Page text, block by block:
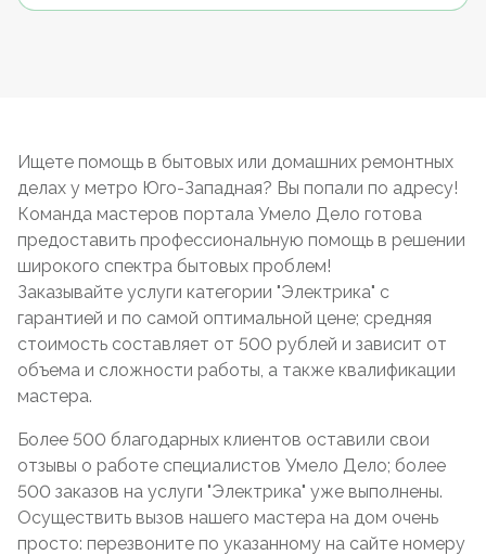
Ищете помощь в бытовых или домашних ремонтных
делах у метро Юго-Западная? Вы попали по адресу!
Команда мастеров портала Умело Дело готова
предоставить профессиональную помощь в решении
широкого спектра бытовых проблем!
Заказывайте услуги категории "Электрика" с
гарантией и по самой оптимальной цене; средняя
стоимость составляет от 500 рублей и зависит от
объема и сложности работы, а также квалификации
мастера.
Более 500 благодарных клиентов оставили свои
отзывы о работе специалистов Умело Дело; более
500 заказов на услуги "Электрика" уже выполнены.
Осуществить вызов нашего мастера на дом очень
просто: перезвоните по указанному на сайте номеру